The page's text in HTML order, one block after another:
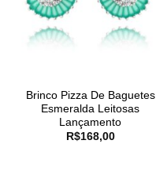
Brinco Pizza De Baguetes
Esmeralda Leitosas
Lançamento
R$168,00